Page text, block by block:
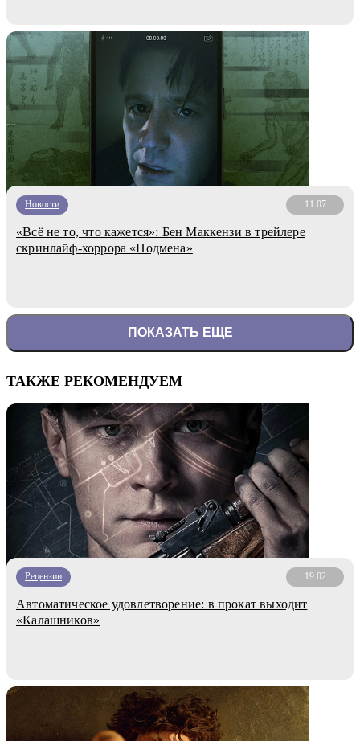
Новости 11.07
«Всё не то, что кажется»: Бен Маккензи в трейлере
скринлайф-хоррора «Подмена»
ПОКАЗАТЬ ЕЩЕ
ТАКЖЕ РЕКОМЕНДУЕМ
Рецензии 19.02
Автоматическое удовлетворение: в прокат выходит
«Калашников»